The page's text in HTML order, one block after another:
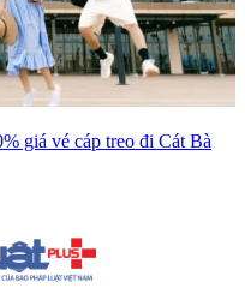
giá vé cáp treo đi Cát Bà